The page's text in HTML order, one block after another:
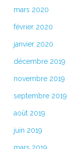
mars 2020
février 2020
janvier 2020
décembre 2019
novembre 2019
septembre 2019
août 2019
juin 2019